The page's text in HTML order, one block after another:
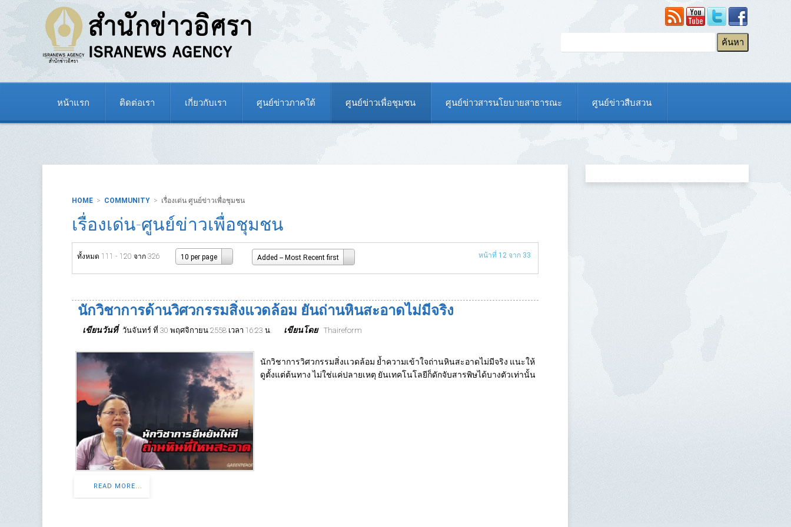
หน้าแรก ติดต่อเรา เกี่ยวกับเรา ศูนย์ข่าวภาคใต้ ศูนย์ข่าวเพื่อชุมชน ศูนย์ข่าวสารนโยบายสาธารณะ ศูนย์ข่าวสืบสวน
HOME COMMUNITY เรื่องเด่น ศูนย์ข่าวเพื่อชุมชน
เรื่องเด่น-ศูนย์ข่าวเพื่อชุมชน
ทั้งหมด 111 - 120 จาก 326 10 per page Added -- Most Recent first หน้าที่ 12 จาก 33
นักวิชาการด้านวิศวกรรมสิ่งแวดล้อม ยันถ่านหินสะอาดไม่มีจริง
เขียนวันที่ วันจันทร์ ที่ 30 พฤศจิกายน 2558 เวลา 16:23 น. เขียนโดย Thaireform
นักวิชาการวิศวกรรมสิ่งเเวดล้อม ย้ำความเข้าใจถ่านหินสะอาดไม่มีจริง แนะให้
ดูตั้งแต่ต้นทาง ไม่ใช่แค่ปลายเหตุ ยันเทคโนโลยีก็ดักจับสารพิษได้บางตัวเท่านั้น
READ MORE...